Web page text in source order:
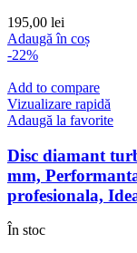
195,00 lei
Adaugă în coș
-22%
Add to compare
Vizualizare rapidă
Adaugă la favorite
Disc diamant
mm,
profesionala,
În stoc